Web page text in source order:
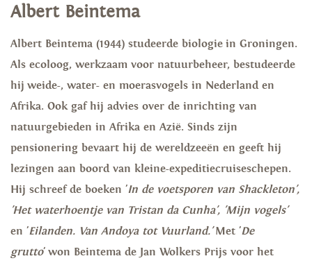
Albert Beintema
Albert Beintema (1944) studeerde biologie in Groningen.
Als ecoloog, werkzaam voor natuurbeheer, bestudeerde
hij weide-, water- en moerasvogels in Nederland en
Afrika. Ook gaf hij advies over de inrichting van
natuurgebieden in Afrika en Azië. Sinds zijn
pensionering bevaart hij de wereldzeeën en geeft hij
lezingen aan boord van kleine-expeditiecruiseschepen.
Hij schreef de boeken 'In de voetsporen van Shackleton',
'Het waterhoentje van Tristan da Cunha', 'Mijn vogels'
en 'Eilanden. Van Andoya tot Vuurland.'Met 'De
grutto' won Beintema de Jan Wolkers Prijs voor het